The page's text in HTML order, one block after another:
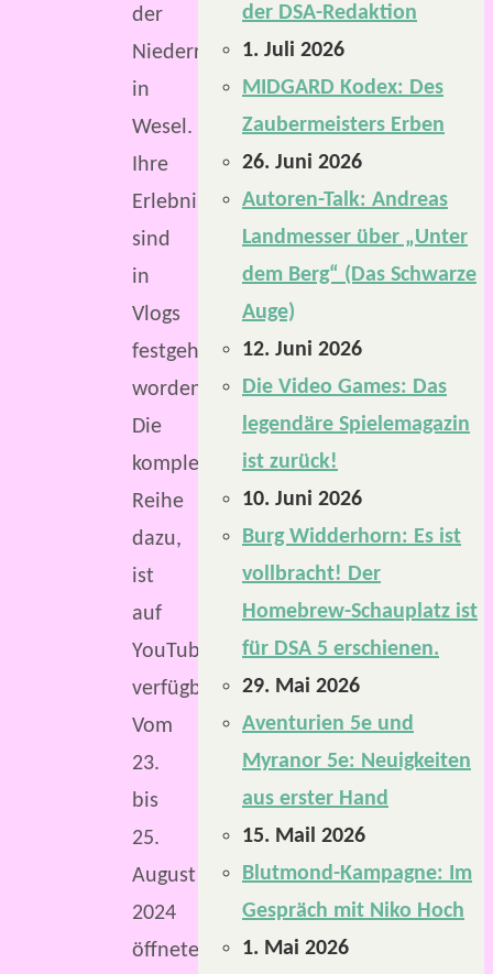
der
NiederrheinCon
in
Wesel.
Ihre
Erlebnisse
sind
in
Vlogs
festgehalten
worden.
Die
komplette
Reihe
dazu,
ist
auf
YouTube
verfügbar.
Vom
23.
bis
25.
August
2024
öffnete
der DSA-Redaktion
1. Juli 2026
MIDGARD Kodex: Des
Zaubermeisters Erben
26. Juni 2026
Autoren-Talk: Andreas
Landmesser über „Unter
dem Berg“ (Das Schwarze
Auge)
12. Juni 2026
Die Video Games: Das
legendäre Spielemagazin
ist zurück!
10. Juni 2026
Burg Widderhorn: Es ist
vollbracht! Der
Homebrew-Schauplatz ist
für DSA 5 erschienen.
29. Mai 2026
Aventurien 5e und
Myranor 5e: Neuigkeiten
aus erster Hand
15. Mail 2026
Blutmond-Kampagne: Im
Gespräch mit Niko Hoch
1. Mai 2026